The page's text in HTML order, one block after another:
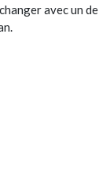
avec un de